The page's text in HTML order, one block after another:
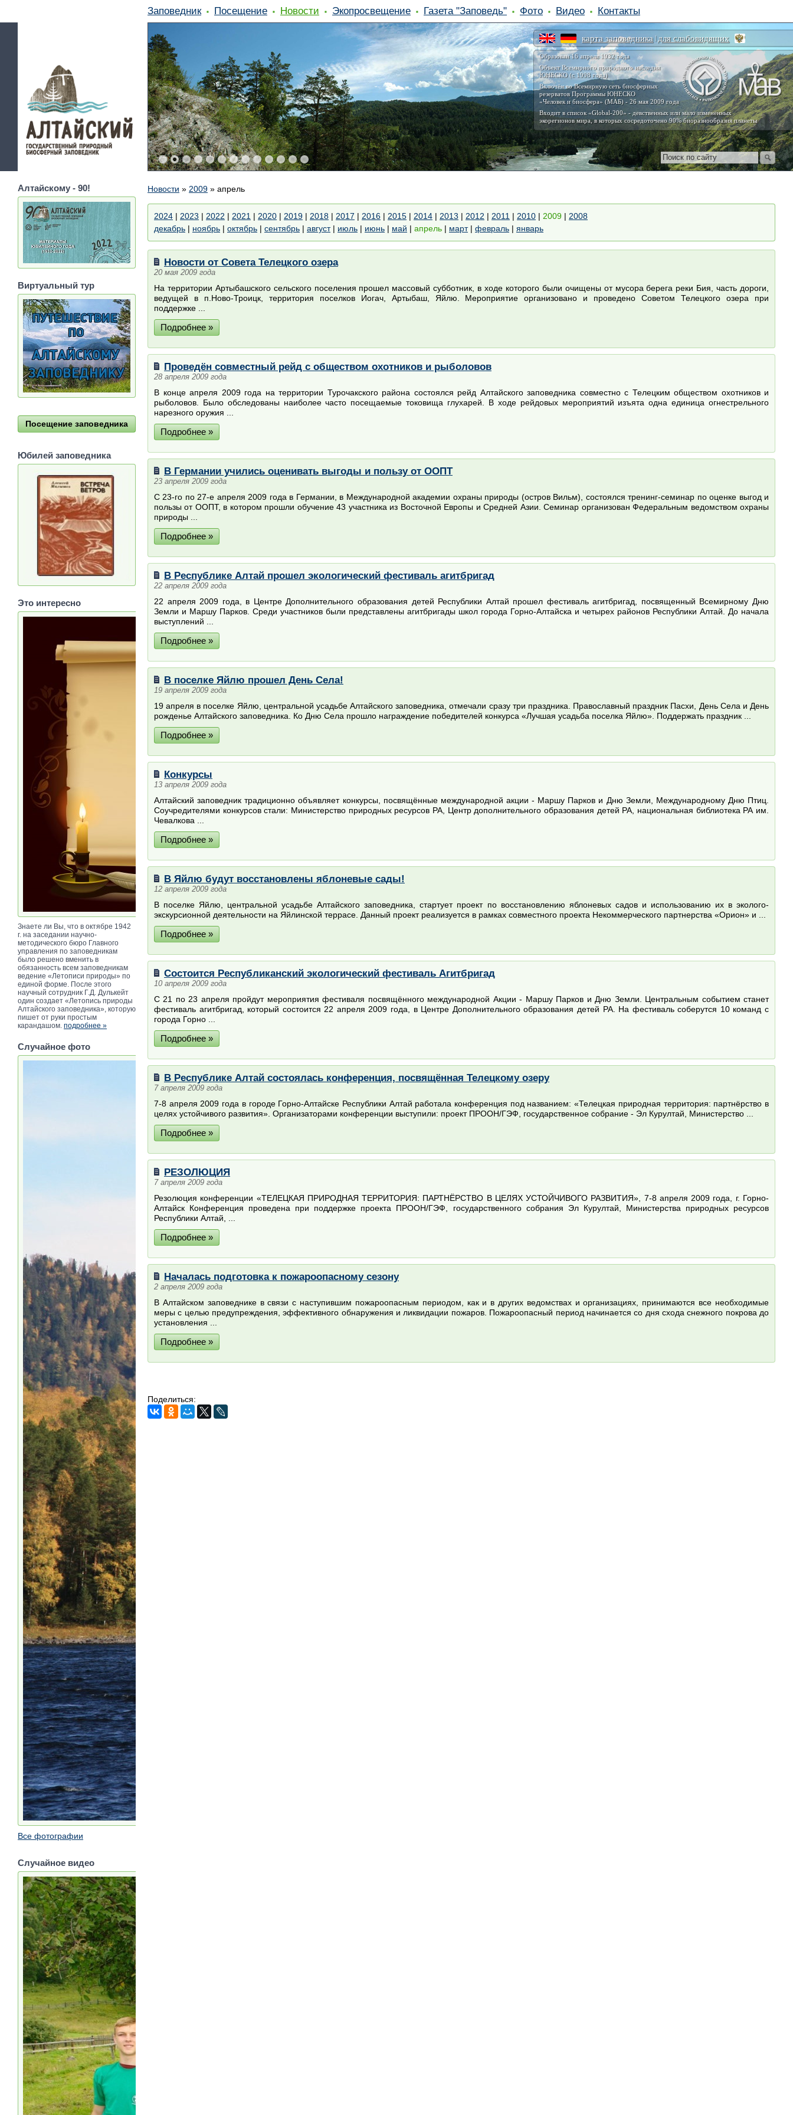
карта заповедника | для слабовидящих
Образован 16 апреля 1932 года
Объект Всемирного природного наследия
ЮНЕСКО (с 1998 года)
Включён во Всемирную сеть биосферных
резерватов Программы ЮНЕСКО
«Человек и биосфера» (МАБ) - 26 мая 2009 года
Входит в список «Global-200» - девственных или мало изменённых
экорегионов мира, в которых сосредоточено 90% биоразнообразия планеты
Заповедник Посещение Новости Экопросвещение Газета "Заповедь" Фото Видео Контакты
Новости » 2009 » апрель
2024 | 2023 | 2022 | 2021 | 2020 | 2019 | 2018 | 2017 | 2016 | 2015 | 2014 | 2013 | 2012 | 2011 | 2010 | 2009 | 2008
декабрь | ноябрь | октябрь | сентябрь | август| июль | июнь | май | апрель | март| февраль | январь
Новости от Совета Телецкого озера
20 мая 2009 года
На территории Артыбашского сельского поселения прошел массовый субботник, в ходе которого были очищены от мусора берега реки Бия, часть дороги,
ведущей в п.Ново-Троицк, территория поселков Иогач, Артыбаш, Яйлю. Мероприятие организовано и проведено Советом Телецкого озера при
поддержке ...
Подробнее »
Проведён совместный рейд с обществом охотников и рыболовов
28 апреля 2009 года
В конце апреля 2009 года на территории Турочакского района состоялся рейд Алтайского заповедника совместно с Телецким обществом охотников и
рыболовов. Было обследованы наиболее часто посещаемые токовища глухарей. В ходе рейдовых мероприятий изъята одна единица огнестрельного
нарезного оружия ...
Подробнее »
В Германии учились оценивать выгоды и пользу от ООПТ
23 апреля 2009 года
С 23-го по 27-е апреля 2009 года в Германии, в Международной академии охраны природы (остров Вильм), состоялся тренинг-семинар по оценке выгод и
пользы от ООПТ, в котором прошли обучение 43 участника из Восточной Европы и Средней Азии. Семинар организован Федеральным ведомством охраны
природы ...
Подробнее »
В Республике Алтай прошел экологический фестиваль агитбригад
22 апреля 2009 года
22 апреля 2009 года, в Центре Дополнительного образования детей Республики Алтай прошел фестиваль агитбригад, посвященный Всемирному Дню
Земли и Маршу Парков. Среди участников были представлены агитбригады школ города Горно-Алтайска и четырех районов Республики Алтай. До начала
выступлений ...
Подробнее »
В поселке Яйлю прошел День Села!
19 апреля 2009 года
19 апреля в поселке Яйлю, центральной усадьбе Алтайского заповедника, отмечали сразу три праздника. Православный праздник Пасхи, День Села и День
рожденье Алтайского заповедника. Ко Дню Села прошло награждение победителей конкурса «Лучшая усадьба поселка Яйлю». Поддержать праздник ...
Подробнее »
Конкурсы
13 апреля 2009 года
Алтайский заповедник традиционно объявляет конкурсы, посвящённые международной акции - Маршу Парков и Дню Земли, Международному Дню Птиц.
Соучредителями конкурсов стали: Министерство природных ресурсов РА, Центр дополнительного образования детей РА, национальная библиотека РА им.
Чевалкова ...
Подробнее »
В Яйлю будут восстановлены яблоневые сады!
12 апреля 2009 года
В поселке Яйлю, центральной усадьбе Алтайского заповедника, стартует проект по восстановлению яблоневых садов и использованию их в эколого-
экскурсионной деятельности на Яйлинской террасе. Данный проект реализуется в рамках совместного проекта Некоммерческого партнерства «Орион» и ...
Подробнее »
Состоится Республиканский экологический фестиваль Агитбригад
10 апреля 2009 года
С 21 по 23 апреля пройдут мероприятия фестиваля посвящённого международной Акции - Маршу Парков и Дню Земли. Центральным событием станет
фестиваль агитбригад, который состоится 22 апреля 2009 года, в Центре Дополнительного образования детей РА. На фестиваль соберутся 10 команд с
города Горно ...
Подробнее »
В Республике Алтай состоялась конференция, посвящённая Телецкому озеру
7 апреля 2009 года
7-8 апреля 2009 года в городе Горно-Алтайске Республики Алтай работала конференция под названием: «Телецкая природная территория: партнёрство в
целях устойчивого развития». Организаторами конференции выступили: проект ПРООН/ГЭФ, государственное собрание - Эл Курултай, Министерство ...
Подробнее »
РЕЗОЛЮЦИЯ
7 апреля 2009 года
Резолюция конференции «ТЕЛЕЦКАЯ ПРИРОДНАЯ ТЕРРИТОРИЯ: ПАРТНЁРСТВО В ЦЕЛЯХ УСТОЙЧИВОГО РАЗВИТИЯ», 7-8 апреля 2009 года, г. Горно-
Алтайск Конференция проведена при поддержке проекта ПРООН/ГЭФ, государственного собрания Эл Курултай, Министерства природных ресурсов
Республики Алтай, ...
Подробнее »
Началась подготовка к пожароопасному сезону
2 апреля 2009 года
В Алтайском заповеднике в связи с наступившим пожароопасным периодом, как и в других ведомствах и организациях, принимаются все необходимые
меры с целью предупреждения, эффективного обнаружения и ликвидации пожаров. Пожароопасный период начинается со дня схода снежного покрова до
установления ...
Подробнее »
Поделиться:
Алтайскому - 90!
Виртуальный тур
Посещение заповедника
Юбилей заповедника
Это интересно
Знаете ли Вы, что в октябре 1942
г. на заседании научно-
методического бюро Главного
управления по заповедникам
было решено вменить в
обязанность всем заповедникам
ведение «Летописи природы» по
единой форме. После этого
научный сотрудник Г.Д. Дулькейт
один создает «Летопись природы
Алтайского заповедника», которую
пишет от руки простым
карандашом. подробнее »
Случайное фото
Все фотографии
Случайное видео